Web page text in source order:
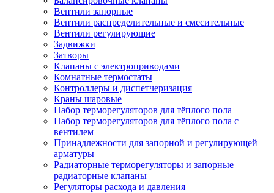
Вентили запорные
Вентили распределительные и смесительные
Вентили регулирующие
Задвижки
Затворы
Клапаны с электроприводами
Комнатные термостаты
Контроллеры и диспетчеризация
Краны шаровые
Набор терморегуляторов для тёплого пола
Набор терморегуляторов для тёплого пола с
вентилем
Принадлежности для запорной и регулирующей
арматуры
Радиаторные терморегуляторы и запорные
радиаторные клапаны
Регуляторы расхода и давления